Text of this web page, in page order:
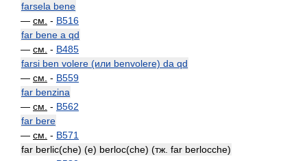
farsela bene
— см. - B516
far bene a qd
— см. - B485
farsi ben volere (или benvolere) da qd
— см. - B559
far benzina
— см. - B562
far bere
— см. - B571
far berlic(che) (e) berloc(che) (тж. far berlocche)